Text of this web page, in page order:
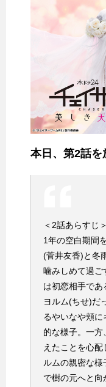
本日、第2話を
＜2話あらすじ＞
1年の空白期間
(菅井友香)と冬
噛みしめて過ご
は初恋相手であ
ヨルム(ちせ)だ
るやいなや頬
的な様子。一方
えたことを心
ルムの親密な
で樹の元へと